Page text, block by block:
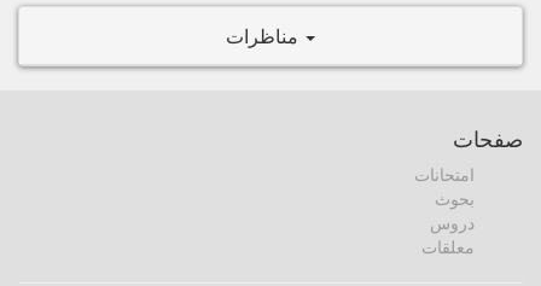
مناظرات
صفحات
امتحانات
بحوث
دروس
معلقات